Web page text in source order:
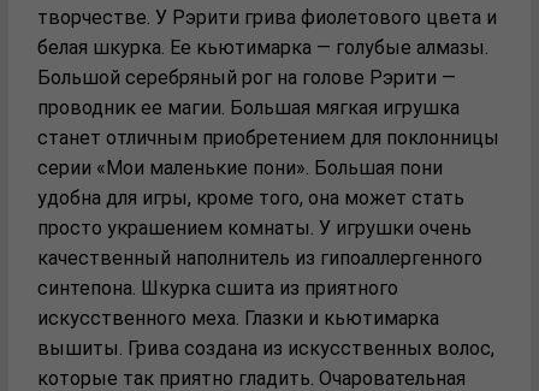
творчестве. У Рэрити грива фиолетового цвета и
белая шкурка. Ее кьютимарка — голубые алмазы.
Большой серебряный рог на голове Рэрити —
проводник ее магии. Большая мягкая игрушка
станет отличным приобретением для поклонницы
серии «Мои маленькие пони». Большая пони
удобна для игры, кроме того, она может стать
просто украшением комнаты. У игрушки очень
качественный наполнитель из гипоаллергенного
синтепона. Шкурка сшита из приятного
искусственного меха. Глазки и кьютимарка
вышиты. Грива создана из искусственных волос,
которые так приятно гладить. Очаровательная